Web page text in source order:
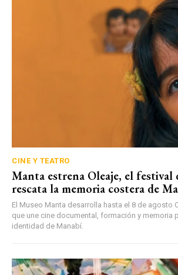
CINE Y TEATRO
Manta estrena Oleaje, el festival
rescata la memoria costera de
El Museo Manta desarrolla hasta el 8 de agosto
que une cine documental, formación y memoria
identidad de Manabí.